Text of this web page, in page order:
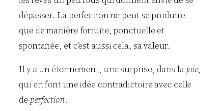
dépasser. La perfection ne peut se produire
que de manière fortuite, ponctuelle et
spontanée, et c’est aussi cela, sa valeur.
Il y a un étonnement, une surprise, dans la joie,
qui en font une idée contradictoire avec celle
de perfection.